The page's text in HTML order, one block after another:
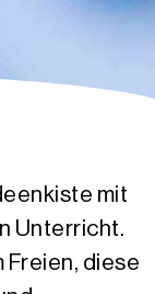
mit
Unterricht.
Freien, diese